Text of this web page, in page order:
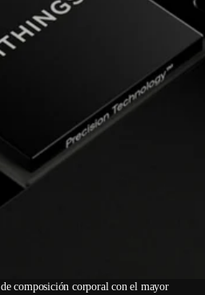
composición corporal con el mayor